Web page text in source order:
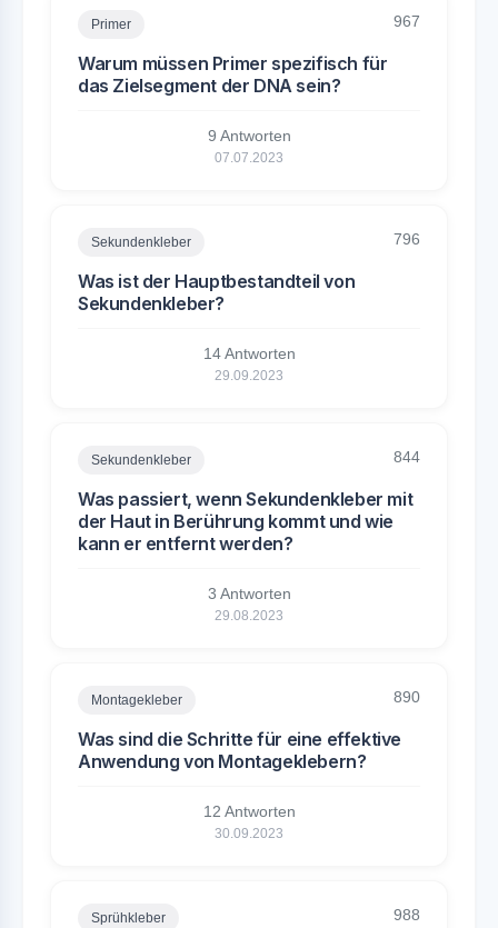
Primer 967
Warum müssen Primer spezifisch für
das Zielsegment der DNA sein?
9 Antworten
07.07.2023
Sekundenkleber 796
Was ist der Hauptbestandteil von
Sekundenkleber?
14 Antworten
29.09.2023
Sekundenkleber 844
Was passiert, wenn Sekundenkleber mit
der Haut in Berührung kommt und wie
kann er entfernt werden?
3 Antworten
29.08.2023
Montagekleber 890
Was sind die Schritte für eine effektive
Anwendung von Montageklebern?
12 Antworten
30.09.2023
Sprühkleber 988